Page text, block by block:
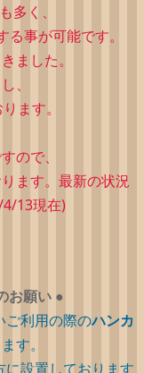
多く、
事が可能です。
ました。
、
ます。
ので、
ます。最新の状況
13現在)
お願い ●
ご利用の際のハンカ
す。
に設置しております